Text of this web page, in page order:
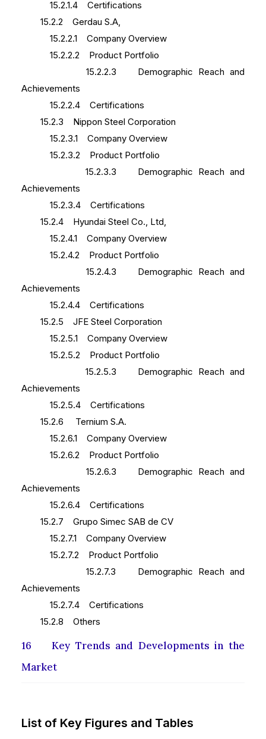
15.2.1.4 Certifications
15.2.2 Gerdau S.A,
15.2.2.1 Company Overview
15.2.2.2 Product Portfolio
15.2.2.3 Demographic Reach and
Achievements
15.2.2.4 Certifications
15.2.3 Nippon Steel Corporation
15.2.3.1 Company Overview
15.2.3.2 Product Portfolio
15.2.3.3 Demographic Reach and
Achievements
15.2.3.4 Certifications
15.2.4 Hyundai Steel Co., Ltd,
15.2.4.1 Company Overview
15.2.4.2 Product Portfolio
15.2.4.3 Demographic Reach and
Achievements
15.2.4.4 Certifications
15.2.5 JFE Steel Corporation
15.2.5.1 Company Overview
15.2.5.2 Product Portfolio
15.2.5.3 Demographic Reach and
Achievements
15.2.5.4 Certifications
15.2.6 Ternium S.A.
15.2.6.1 Company Overview
15.2.6.2 Product Portfolio
15.2.6.3 Demographic Reach and
Achievements
15.2.6.4 Certifications
15.2.7 Grupo Simec SAB de CV
15.2.7.1 Company Overview
15.2.7.2 Product Portfolio
15.2.7.3 Demographic Reach and
Achievements
15.2.7.4 Certifications
15.2.8 Others
16 Key Trends and Developments in the
Market
List of Key Figures and Tables